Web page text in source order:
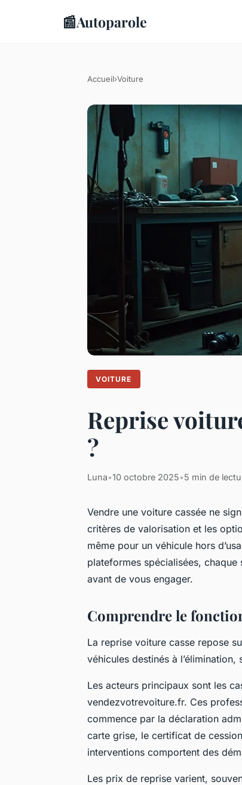
📰Autoparole
Accueil›Voiture
VOITURE
Reprise
?
Luna•10 octobre 2025•5 min de
Vendre une voiture cassée ne
critères de valorisation et les
même pour un véhicule hors
plateformes spécialisées,
avant de vous engager.
Comprendre le
La reprise voiture casse repose
véhicules destinés à
Les acteurs principaux sont les
vendezvotrevoiture.fr. Ces
commence par la déclaration
carte grise, le certificat de
interventions comportent des
Les prix de reprise varient,